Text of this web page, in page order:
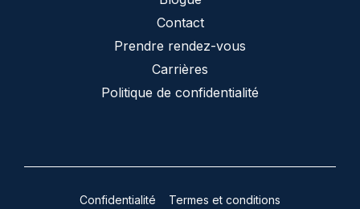
Contact
Prendre rendez-vous
Carrières
Politique de confidentialité
Confidentialité Termes et conditions